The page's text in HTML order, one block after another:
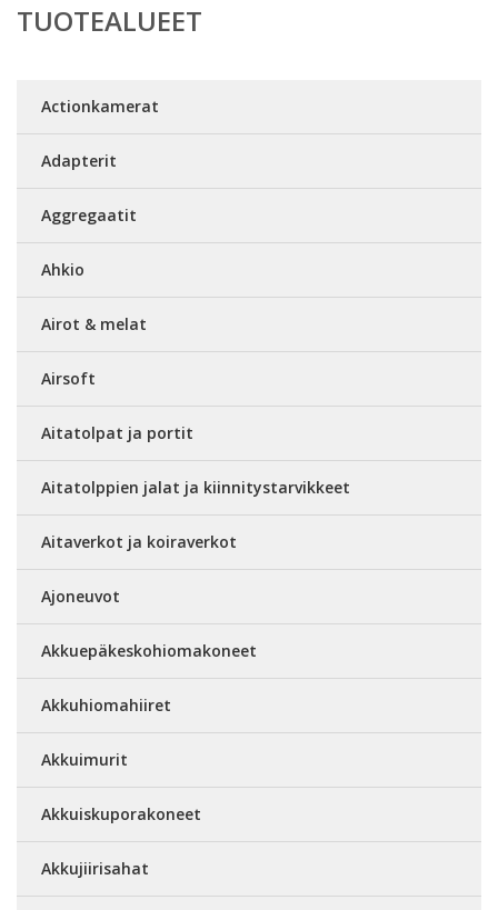
TUOTEALUEET
Actionkamerat
Adapterit
Aggregaatit
Ahkio
Airot & melat
Airsoft
Aitatolpat ja portit
Aitatolppien jalat ja kiinnitystarvikkeet
Aitaverkot ja koiraverkot
Ajoneuvot
Akkuepäkeskohiomakoneet
Akkuhiomahiiret
Akkuimurit
Akkuiskuporakoneet
Akkujiirisahat